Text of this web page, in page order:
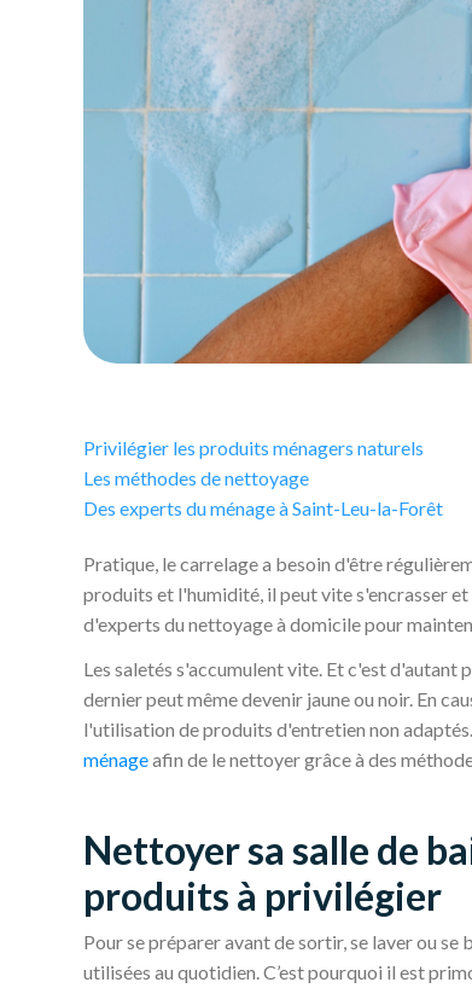
Privilégier les produits ménagers naturels
Les méthodes de nettoyage
Des experts du ménage à Saint-Leu-la-Forêt
Pratique, le carrelage a besoin d'être
produits et l'humidité, il peut vite s'encrasser
d'experts du nettoyage à domicile pour
Les saletés s'accumulent vite. Et c'est d'autant
dernier peut même devenir jaune ou noir. En
l'utilisation de produits d'entretien non
ménageafin de le nettoyer grâce à des
Nettoyer sa salle de
produits à privilégier
Pour se préparer avant de sortir, se laver ou se
utilisées au quotidien. C’est pourquoi il est